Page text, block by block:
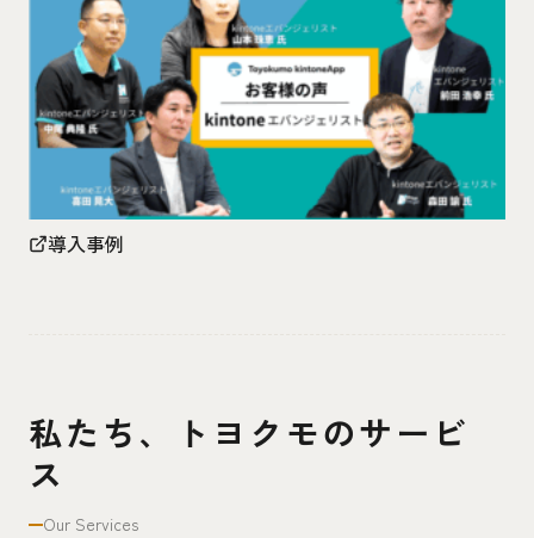
導入事例
私たち、トヨクモのサービ
ス
Our Services